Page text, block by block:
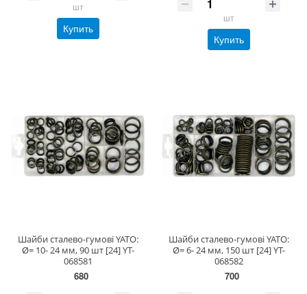
шт
Купить
шт
Купить
Шайби сталево-гумові YATO:
Ø= 10- 24 мм, 90 шт [24] YT-
068581
680
Шайби сталево-гумові YATO:
Ø= 6- 24 мм, 150 шт [24] YT-
068582
700